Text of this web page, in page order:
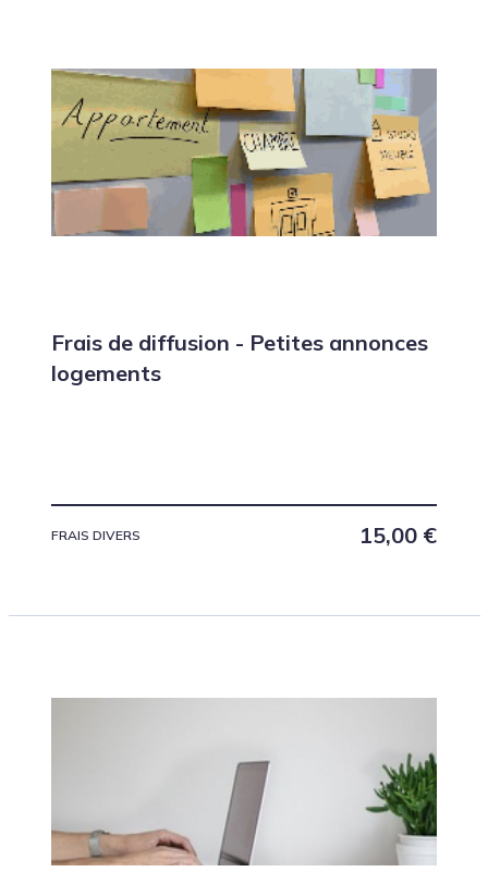
Frais de diffusion - Petites annonces
logements
FRAIS DIVERS 15,00 €